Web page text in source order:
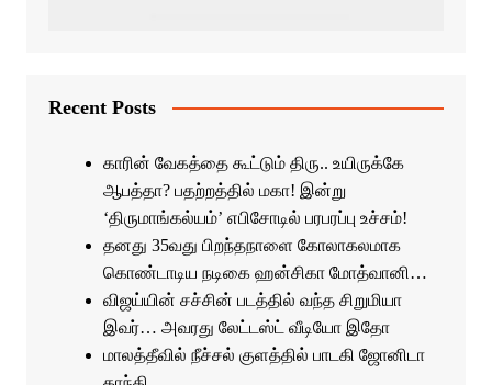
Recent Posts
காரின் வேகத்தை கூட்டும் திரு.. உயிருக்கே
ஆபத்தா? பதற்றத்தில் மகா! இன்று
‘திருமாங்கல்யம்’ எபிசோடில் பரபரப்பு உச்சம்!
தனது 35வது பிறந்தநாளை கோலாகலமாக
கொண்டாடிய நடிகை ஹன்சிகா மோத்வானி…
விஜய்யின் சச்சின் படத்தில் வந்த சிறுமியா
இவர்… அவரது லேட்டஸ்ட் வீடியோ இதோ
மாலத்தீவில் நீச்சல் குளத்தில் பாடகி ஜோனிடா